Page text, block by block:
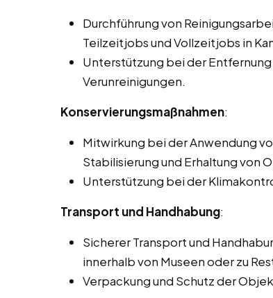
Durchführung von
Teilzeitjobs und Vollzeitjobs in
Unterstützung bei der
Verunreinigungen.
Konservierungsmaßnahmen:
Mitwirkung bei der Anwendung
Stabilisierung und Erhaltung von
Unterstützung bei der
Transport und Handhabung:
Sicherer Transport und
innerhalb von Museen oder zu
Verpackung und Schutz der